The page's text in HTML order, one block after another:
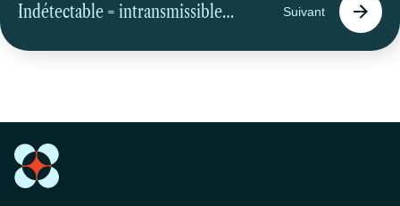
Indétectable = intransmissible (i=i) Suivant